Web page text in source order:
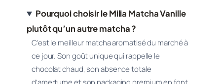
Pourquoi choisir le Milia Matcha Vanille
plutôt qu’un autre matcha ?
C’est le meilleur matcha aromatisé du marché à
ce jour. Son goût unique qui rappelle le
chocolat chaud, son absence totale